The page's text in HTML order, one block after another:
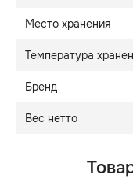
Место хранения
Температура
Бренд
Вес нетто